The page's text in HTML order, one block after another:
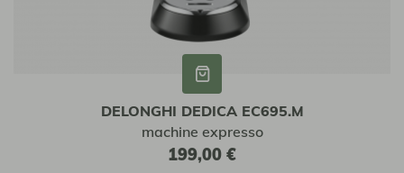
DELONGHI DEDICA EC695.M
machine expresso
199,00 €